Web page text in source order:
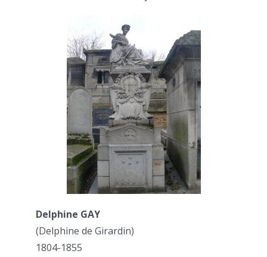
Delphine GAY
(Delphine de Girardin)
1804-1855